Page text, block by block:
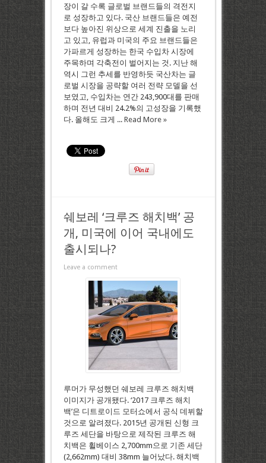
장이 갈 수록 글로벌 브랜드들의 격전지
로 성장하고 있다. 국산 브랜드들은 예전
보다 높아진 위상으로 세계 진출을 노리
고 있고, 유럽과 미국의 주요 브랜드들은
가파르게 성장하는 한국 수입차 시장에
주목하며 각축전이 벌어지는 것. 지난 해
역시 그런 추세를 반영하듯 국산차는 글
로벌 시장을 공략할 여러 전략 모델을 선
보였고, 수입차는 연간 243,900대를 판매
하며 전년 대비 24.2%의 고성장을 기록했
다. 올해도 크게 ... Read More »
쉐보레 ‘크루즈 해치백’ 공
개, 미국에 이어 국내에도
출시되나?
Leave a comment
루머가 무성했던 쉐보레 크루즈 해치백
이미지가 공개됐다. ‘2017 크루즈 해치
백’은 디트로이드 모터쇼에서 공식 데뷔할
것으로 알려졌다. 2015년 공개된 신형 크
루즈 세단을 바탕으로 제작된 크루즈 해
치백은 휠베이스 2,700mm으로 기존 세단
(2,662mm) 대비 38mm 늘어났다. 해치백